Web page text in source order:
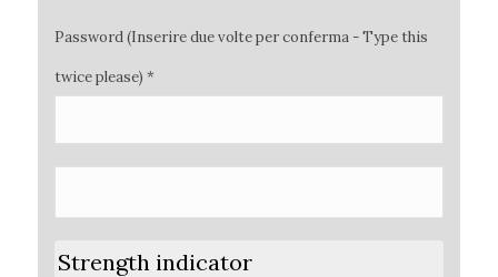
Password (Inserire due volte per conferma - Type this
twice please) *
Strength indicator